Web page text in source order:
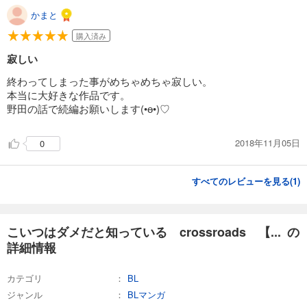
220円 (税込)
あらすじを表示する
カート
275円 (税込)
カート
あらすじを表示する
かまと
購入済み
寂しい
終わってしまった事がめちゃめちゃ寂しい。
本当に大好きな作品です。
野田の話で続編お願いします(•ө•)♡
0 2018年11月05日
すべてのレビューを見る(1)
こいつはダメだと知っている crossroads 【... の
詳細情報
カテゴリ
BL
ジャンル
BLマンガ